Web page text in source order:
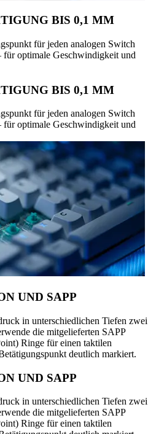
BIS 0,1 MM
für jeden analogen Switch
für optimale Geschwindigkeit und
BIS 0,1 MM
für jeden analogen Switch
für optimale Geschwindigkeit und
UND SAPP
in unterschiedlichen Tiefen zwei
die mitgelieferten SAPP
Ringe für einen taktilen
deutlich markiert.
UND SAPP
in unterschiedlichen Tiefen zwei
die mitgelieferten SAPP
Ringe für einen taktilen